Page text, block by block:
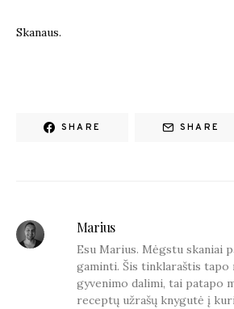
Skanaus.
SHARE SHARE
Marius
Esu Marius. Mėgstu skaniai
gaminti. Šis tinklaraštis tapo
gyvenimo dalimi, tai patapo
receptų užrašų knygutė į